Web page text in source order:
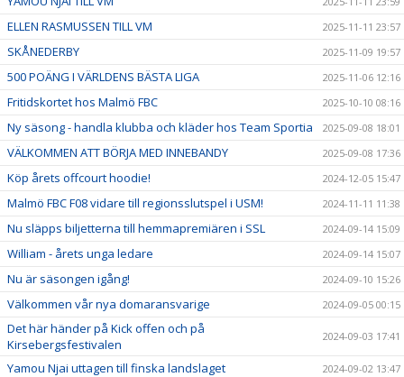
ELLEN RASMUSSEN TILL VM 2025-11-11 23:57
SKÅNEDERBY 2025-11-09 19:57
500 POÄNG I VÄRLDENS BÄSTA LIGA 2025-11-06 12:16
Fritidskortet hos Malmö FBC 2025-10-10 08:16
Ny säsong - handla klubba och kläder hos Team Sportia 2025-09-08 18:01
VÄLKOMMEN ATT BÖRJA MED INNEBANDY 2025-09-08 17:36
Köp årets offcourt hoodie! 2024-12-05 15:47
Malmö FBC F08 vidare till regionsslutspel i USM! 2024-11-11 11:38
Nu släpps biljetterna till hemmapremiären i SSL 2024-09-14 15:09
William - årets unga ledare 2024-09-14 15:07
Nu är säsongen igång! 2024-09-10 15:26
Välkommen vår nya domaransvarige 2024-09-05 00:15
Det här händer på Kick offen och på
Kirsebergsfestivalen
2024-09-03 17:41
Yamou Njai uttagen till finska landslaget 2024-09-02 13:47